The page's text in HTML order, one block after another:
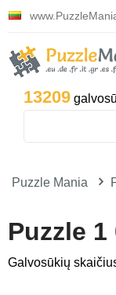
13209
Puzzle Mania
Puzzle
Galvosūkių